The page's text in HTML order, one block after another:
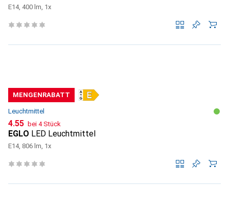
E14, 400 lm, 1x
MENGENRABATT
Leuchtmittel
CHF
4.55 bei 4 Stück
EGLO LED Leuchtmittel
E14, 806 lm, 1x